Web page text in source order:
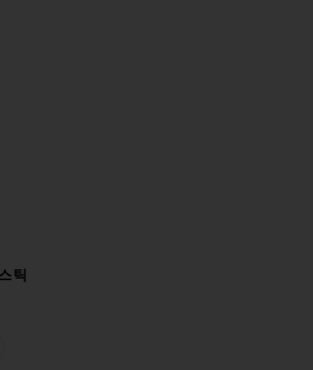
틱
ICON TO SEE MORE OPTIONS